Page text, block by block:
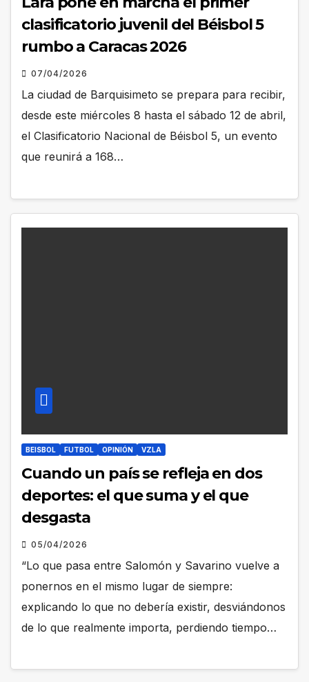
clasificatorio juvenil del Béisbol 5
rumbo a Caracas 2026
07/04/2026
La ciudad de Barquisimeto se prepara para recibir,
desde este miércoles 8 hasta el sábado 12 de abril,
el Clasificatorio Nacional de Béisbol 5, un evento
que reunirá a 168…
BEISBOL FUTBOL OPINIÓN VZLA
Cuando un país se refleja en dos
deportes: el que suma y el que
desgasta
05/04/2026
“Lo que pasa entre Salomón y Savarino vuelve a
ponernos en el mismo lugar de siempre:
explicando lo que no debería existir, desviándonos
de lo que realmente importa, perdiendo tiempo…